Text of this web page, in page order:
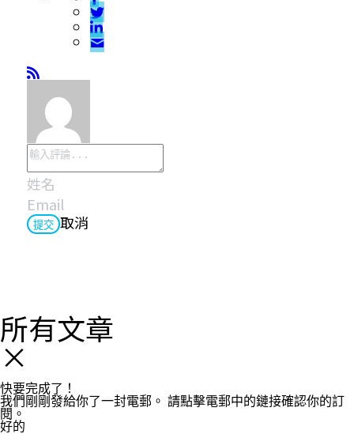
提交 取消
所有文章
×
快要完成了！
我們剛剛發給你了一封電郵。 請點擊電郵中的鏈接確認你的訂
閱。
好的